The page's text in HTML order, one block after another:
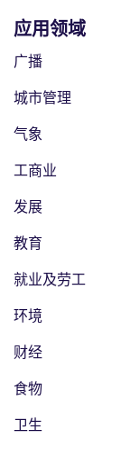
应用领域
广播
城市管理
气象
工商业
发展
教育
就业及劳工
环境
财经
食物
卫生